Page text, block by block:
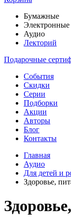
Бумажные
Электронные
Аудио
Лекторий
Подарочные
События
Скидки
Серии
Подборки
Акции
Авторы
Блог
Контакты
Главная
Аудио
Для детей и
Здоровье,